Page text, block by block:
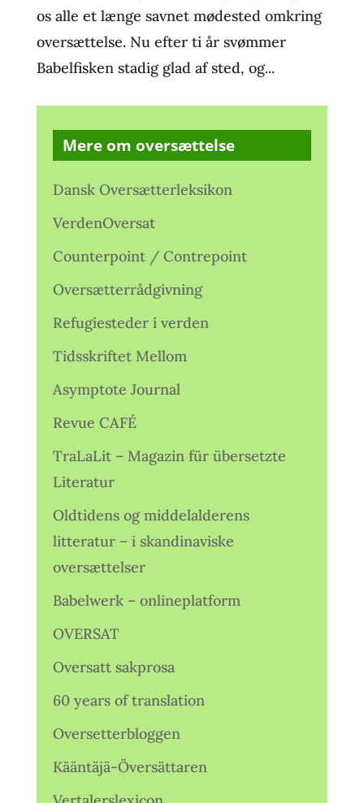
os alle et længe savnet mødested omkring
oversættelse. Nu efter ti år svømmer
Babelfisken stadig glad af sted, og...
Mere om oversættelse
Dansk Oversætterleksikon
VerdenOversat
Counterpoint / Contrepoint
Oversætterrådgivning
Refugiesteder i verden
Tidsskriftet Mellom
Asymptote Journal
Revue CAFÉ
TraLaLit – Magazin für übersetzte
Literatur
Oldtidens og middelalderens
litteratur – i skandinaviske
oversættelser
Babelwerk – onlineplatform
OVERSAT
Oversatt sakprosa
60 years of translation
Oversetterbloggen
Kääntäjä-Översättaren